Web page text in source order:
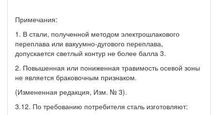
Примечания:
1. В стали, полученной методом электрошлакового
переплава или вакуумно-дугового переплава,
допускается светлый контур не более балла 3.
2. Повышенная или пониженная травимость осевой зоны
не является браковочным признаком.
(Измененная редакция, Изм. № 3).
3.12. По требованию потребителя сталь изготовляют: